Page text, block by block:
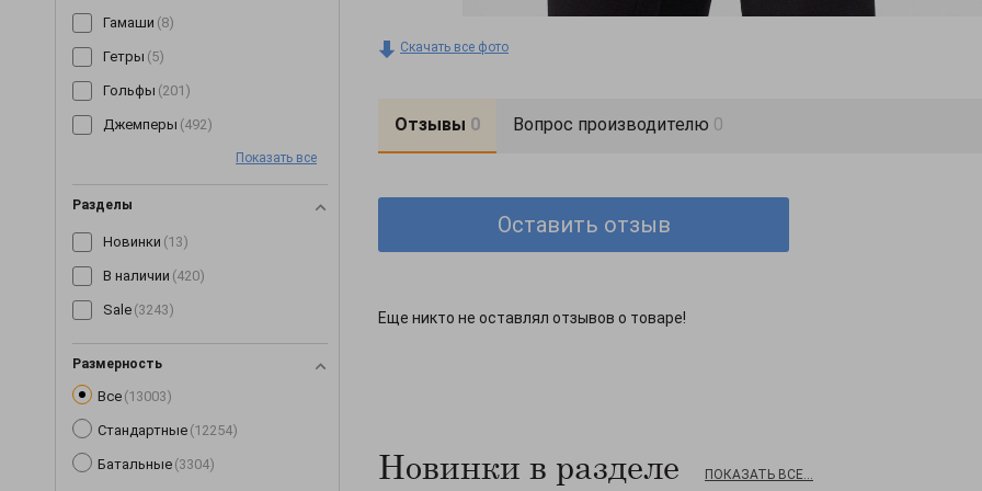
Гамаши (8)
Гетры (5)
Гольфы (201)
Джемперы (492)
Кепки(190)
Комбинезоны
Комплекты(268)
Корсеты(63)
Показать все
Разделы
Новинки (13)
В наличии (420)
Sale (3243)
Размерность
Все (13003)
Стандартные (12254)
Батальные (3304)
Скачать все фото
Отзывы 0 Вопрос производителю 0
Оставить отзыв
Еще никто не оставлял отзывов о товаре!
Новинки в разделе ПОКАЗАТЬ ВСЕ...